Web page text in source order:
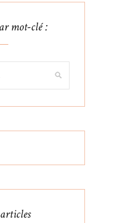
mot-clé :